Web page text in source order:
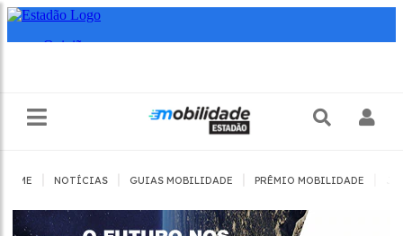
HOME NOTÍCIAS GUIAS MOBILIDADE PRÊMIO MOBILIDADE